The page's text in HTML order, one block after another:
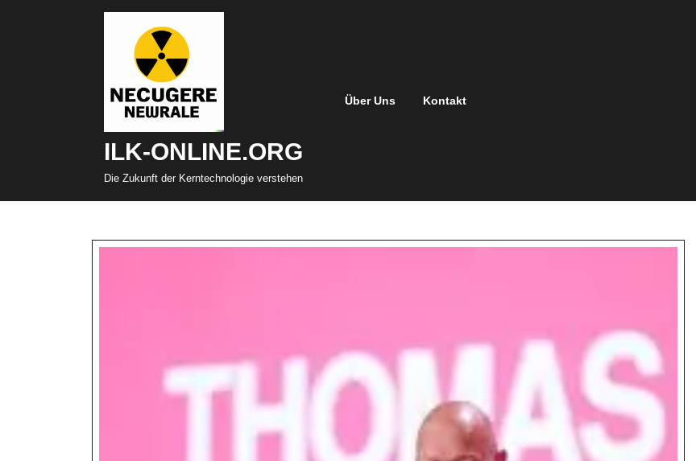
ILK-ONLINE.ORG
Die Zukunft der Kerntechnologie verstehen
Über Uns Kontakt